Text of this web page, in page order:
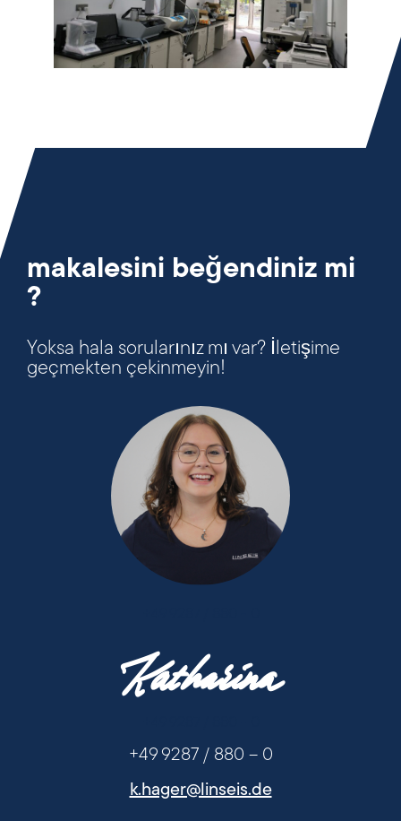
makalesini beğendiniz mi
?
Yoksa hala sorularınız mı var? İletişime
geçmekten çekinmeyin!
Katharina
+49 9287 / 880 – 0
k.hager@linseis.de